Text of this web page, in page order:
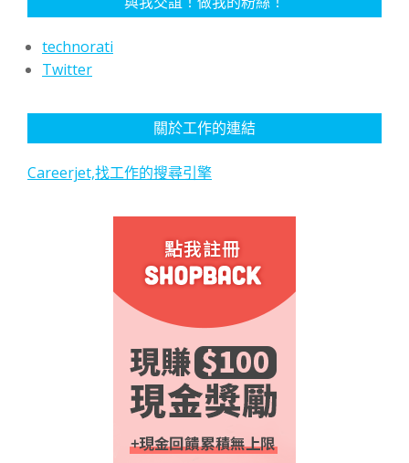
technorati
Twitter
關於工作的連結
Careerjet,找工作的搜尋引擎